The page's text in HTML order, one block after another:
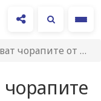
от пералнята ви
чорапите